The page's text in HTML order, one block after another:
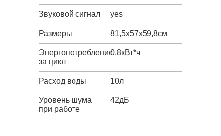
Звуковой сигнал yes
Размеры 81,5х57х59,8см
Энергопотребление
за цикл
0,8кВт*ч
Расход воды 10л
Уровень шума
при работе
42дБ